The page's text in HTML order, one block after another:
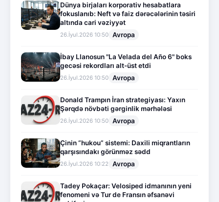
Dünya birjaları korporativ hesabatlara
fokuslanıb: Neft və faiz dərəcələrinin təsiri
altında cari vəziyyət
26.İyul.2026 10:50 Avropa
İbay Llanosun "La Velada del Año 6" boks
gecəsi rekordları alt-üst etdi
26.İyul.2026 10:50 Avropa
Donald Trampın İran strategiyası: Yaxın
Şərqdə növbəti gərginlik mərhələsi
26.İyul.2026 10:50 Avropa
Çinin “hukou” sistemi: Daxili miqrantların
qarşısındakı görünməz sədd
26.İyul.2026 10:22 Avropa
Tadey Pokaçar: Velosiped idmanının yeni
fenomeni və Tur de Fransın əfsanəvi